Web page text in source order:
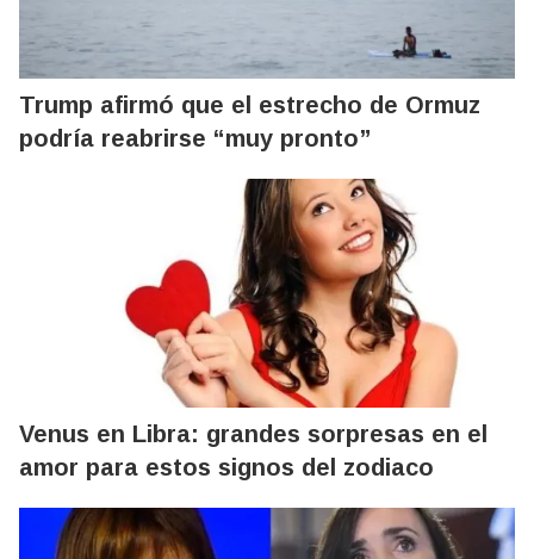
Trump afirmó que el estrecho de Ormuz
podría reabrirse “muy pronto”
Venus en Libra: grandes sorpresas en el
amor para estos signos del zodiaco